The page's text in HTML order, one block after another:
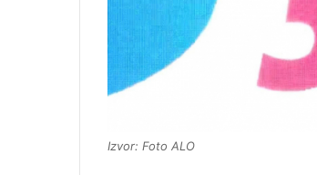
Izvor: Foto ALO